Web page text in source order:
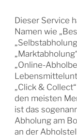
Dieser Service
Namen wie
„Online-
„Click &
den meisten
ist das
Abholung am
an der